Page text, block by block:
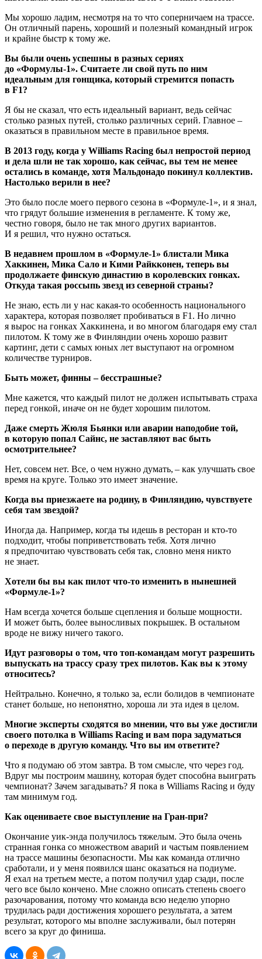
Мы хорошо ладим, несмотря на то что соперничаем на трассе.
Он отличный парень, хороший и полезный командный игрок
и крайне быстр к тому же.
Вы были очень успешны в разных сериях
до «Формулы‑1». Считаете ли свой путь по ним
идеальным для гонщика, который стремится попасть
в F1?
Я бы не сказал, что есть идеальный вариант, ведь сейчас
столько разных путей, столько различных серий. Главное –
оказаться в правильном месте в правильное время.
В 2013 году, когда у Williams Racing был непростой период
и дела шли не так хорошо, как сейчас, вы тем не менее
остались в команде, хотя Мальдонадо покинул коллектив.
Настолько верили в нее?
Это было после моего первого сезона в «Формуле‑1», и я знал,
что грядут большие изменения в регламенте. К тому же,
честно говоря, было не так много других вариантов.
И я решил, что нужно остаться.
В недавнем прошлом в «Формуле‑1» блистали Мика
Хаккинен, Мика Сало и Кими Райкконен, теперь вы
продолжаете финскую династию в королевских гонках.
Откуда такая россыпь звезд из северной страны?
Не знаю, есть ли у нас какая-то особенность национального
характера, которая позволяет пробиваться в F1. Но лично
я вырос на гонках Хаккинена, и во многом благодаря ему стал
пилотом. К тому же в Финляндии очень хорошо развит
картинг, дети с самых юных лет выступают на огромном
количестве турниров.
Быть может, финны – бесстрашные?
Мне кажется, что каждый пилот не должен испытывать страха
перед гонкой, иначе он не будет хорошим пилотом.
Даже смерть Жюля Бьянки или аварии наподобие той,
в которую попал Сайнс, не заставляют вас быть
осмотрительнее?
Нет, совсем нет. Все, о чем нужно думать, – как улучшать свое
время на круге. Только это имеет значение.
Когда вы приезжаете на родину, в Финляндию, чувствуете
себя там звездой?
Иногда да. Например, когда ты идешь в ресторан и кто-то
подходит, чтобы поприветствовать тебя. Хотя лично
я предпочитаю чувствовать себя так, словно меня никто
не знает.
Хотели бы вы как пилот что-то изменить в нынешней
«Формуле‑1»?
Нам всегда хочется больше сцепления и больше мощности.
И может быть, более выносливых покрышек. В остальном
вроде не вижу ничего такого.
Идут разговоры о том, что топ-командам могут разрешить
выпускать на трассу сразу трех пилотов. Как вы к этому
относитесь?
Нейтрально. Конечно, я только за, если болидов в чемпионате
станет больше, но непонятно, хороша ли эта идея в целом.
Многие эксперты сходятся во мнении, что вы уже достигли
своего потолка в Williams Racing и вам пора задуматься
о переходе в другую команду. Что вы им ответите?
Что я подумаю об этом завтра. В том смысле, что через год.
Вдруг мы построим машину, которая будет способна выиграть
чемпионат? Зачем загадывать? Я пока в Williams Racing и буду
там минимум год.
Как оцениваете свое выступление на Гран-при?
Окончание уик-энда получилось тяжелым. Это была очень
странная гонка со множеством аварий и частым появлением
на трассе машины безопасности. Мы как команда отлично
сработали, и у меня появился шанс оказаться на подиуме.
Я ехал на третьем месте, а потом получил удар сзади, после
чего все было кончено. Мне сложно описать степень своего
разочарования, потому что команда всю неделю упорно
трудилась ради достижения хорошего результата, а затем
результат, которого мы вполне заслуживали, был потерян
всего за круг до финиша.